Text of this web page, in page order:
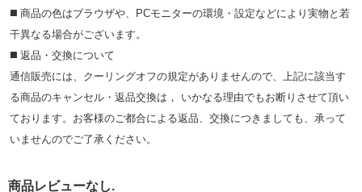
◼️ 商品の⾊はブラウザや、PCモニターの環境・設定などにより実物と若
⼲異なる場合がございます。
◼️ 返品・交換について
通信販売には、クーリングオフの規定がありませんので、上記に該当す
る商品のキャンセル・返品交換は， いかなる理由でもお断りさせて頂い
ております。お客様のご都合による返品、交換につきましても、承って
いませんのでご了承ください。
商品レビューなし.